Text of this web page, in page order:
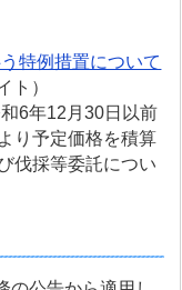
特例措置について
ト）
6年12月30日以前
り予定価格を積算
伐採等委託につい